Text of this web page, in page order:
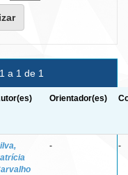
a 1 de 1
Orientador(es)
- -